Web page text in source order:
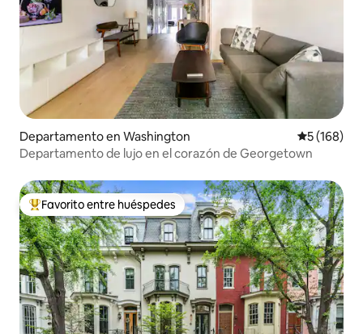
Departamento en Washington
5 (168)
Departamento de lujo en el corazón de Georgetown
De los mejores en Favorito entre huéspedes
Favorito entre huéspedes